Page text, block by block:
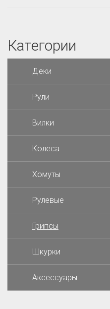
Категории
Деки
Рули
Вилки
Колеса
Хомуты
Рулевые
Грипсы
Шкурки
Аксессуары